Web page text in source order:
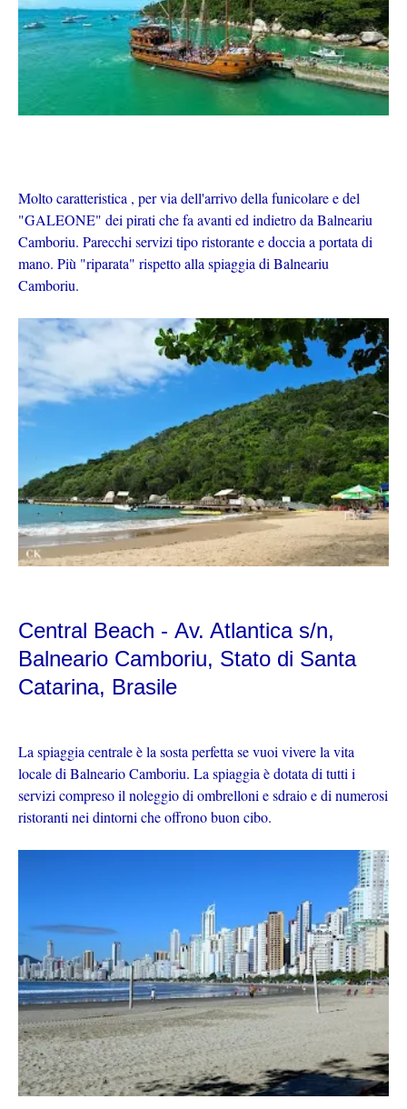
Molto caratteristica , per via dell'arrivo della funicolare e del
"GALEONE" dei pirati che fa avanti ed indietro da Balneariu
Camboriu. Parecchi servizi tipo ristorante e doccia a portata di
mano. Più "riparata" rispetto alla spiaggia di Balneariu
Camboriu.
Central Beach - Av. Atlantica s/n,
Balneario Camboriu, Stato di Santa
Catarina, Brasile
La spiaggia centrale è la sosta perfetta se vuoi vivere la vita
locale di Balneario Camboriu. La spiaggia è dotata di tutti i
servizi compreso il noleggio di ombrelloni e sdraio e di numerosi
ristoranti nei dintorni che offrono buon cibo.